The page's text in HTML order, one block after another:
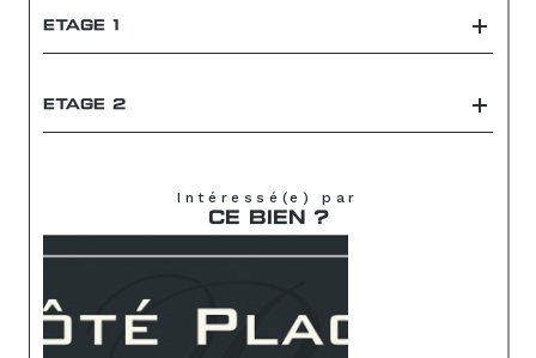
ETAGE 1
ETAGE 2
Intéressé(e) par
CE BIEN ?